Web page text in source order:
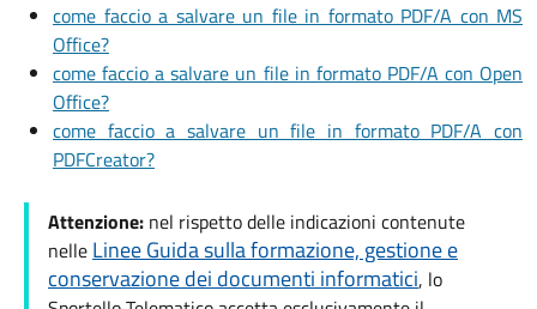
come faccio a salvare un file in formato PDF/A con MS
Office?
come faccio a salvare un file in formato PDF/A con Open
Office?
come faccio a salvare un file in formato PDF/A con
PDFCreator?
Attenzione: nel rispetto delle indicazioni contenute
nelle Linee Guida sulla formazione, gestione e
conservazione dei documenti informatici, lo